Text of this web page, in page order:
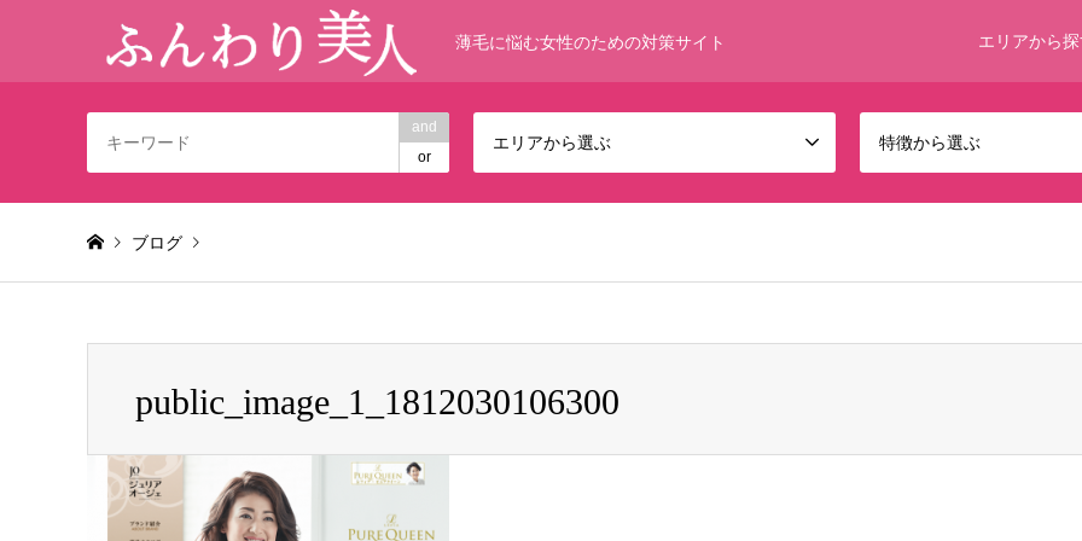
薄毛に悩む女性のための対策サイト エリアから
and
or
エリアから選ぶ 特徴から選ぶ
ブログ
public_image_1_1812030106300
public_image_1_1812030106300